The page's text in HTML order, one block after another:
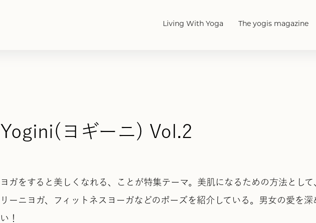
Living With Yoga The yogis magazine
Yogini(ヨギーニ) Vol.2
ヨガをすると美しくなれる、ことが特集テーマ。美肌になるための方法とし
リーニヨガ、フィットネスヨーガなどのポーズを紹介している。男女の愛を
い！